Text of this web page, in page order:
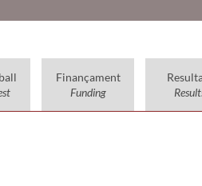
Finançament
Funding